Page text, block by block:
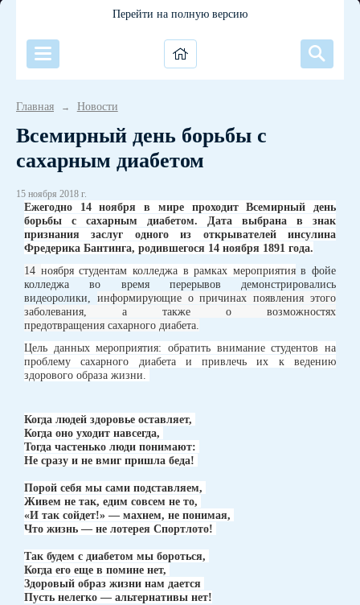
Перейти на полную версию
Главная → Новости
Всемирный день борьбы с
сахарным диабетом
15 ноября 2018 г.
Ежегодно 14 ноября в мире проходит Всемирный день
борьбы с сахарным диабетом. Дата выбрана в знак
признания заслуг одного из открывателей инсулина
Фредерика Бантинга, родившегося 14 ноября 1891 года.
14 ноября студентам колледжа в рамках мероприятияв фойе
колледжа во время перерывов демонстрировались
видеоролики, информирующие о причинах появления этого
заболевания, а также о возможностях
предотвращения сахарного диабета.
Цель данных мероприятия: обратить внимание студентов на
проблему сахарного диабета и привлечь их к ведению
здорового образа жизни.
Когда людей здоровье оставляет,
Когда оно уходит навсегда,
Тогда частенько люди понимают:
Не сразу и не вмиг пришла беда!
Порой себя мы сами подставляем,
Живем не так, едим совсем не то,
«И так сойдет!» — махнем, не понимая,
Что жизнь — не лотерея Спортлото!
Так будем с диабетом мы бороться,
Когда его еще в помине нет,
Здоровый образ жизни нам дается
Пусть нелегко — альтернативы нет!